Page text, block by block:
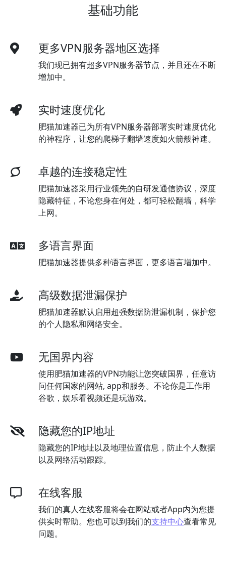
基础功能
更多VPN服务器地区选择
我们现已拥有超多VPN服务器节点，并且还在不断
增加中。
实时速度优化
肥猫加速器已为所有VPN服务器部署实时速度优化
的神程序，让您的爬梯子翻墙速度如火箭般神速。
卓越的连接稳定性
肥猫加速器采用行业领先的自研发通信协议，深度
隐藏特征，不论您身在何处，都可轻松翻墙，科学
上网。
多语言界面
肥猫加速器提供多种语言界面，更多语言增加中。
高级数据泄漏保护
肥猫加速器默认启用超强数据防泄漏机制，保护您
的个人隐私和网络安全。
无国界内容
使用肥猫加速器的VPN功能让您突破国界，任意访
问任何国家的网站, app和服务。不论你是工作用
谷歌，娱乐看视频还是玩游戏。
隐藏您的IP地址
隐藏您的IP地址以及地理位置信息，防止个人数据
以及网络活动跟踪。
在线客服
我们的真人在线客服将会在网站或者App内为您提
供实时帮助。您也可以到我们的支持中心查看常见
问题。